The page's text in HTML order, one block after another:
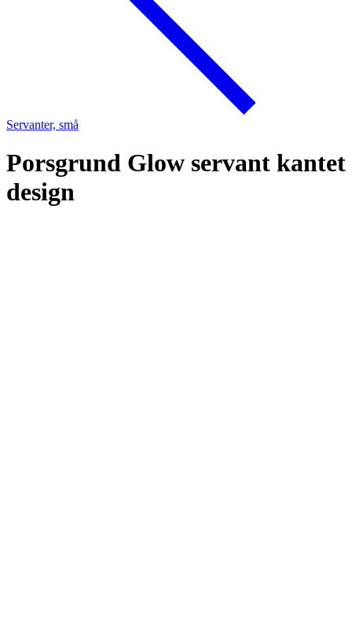
Servanter, små
Porsgrund Glow servant kantet
design